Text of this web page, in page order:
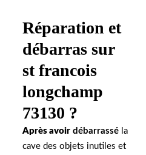
Réparation et
débarras sur
st francois
longchamp
73130 ?
Après avoir débarrassé la
cave des objets inutiles et